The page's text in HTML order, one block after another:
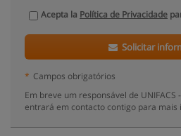
Acepta la Política de Privacidade
Solicitar
* Campos obrigatórios
Em breve um responsável de UNIFACS
entrará em contacto contigo para mais